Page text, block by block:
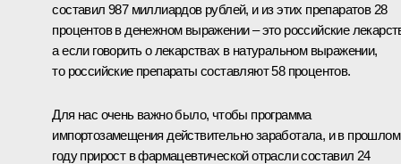
составил 987 миллиардов рублей, и из этих препаратов 28
процентов в денежном выражении – это российские
а если говорить о лекарствах в натуральном выражении,
то российские препараты составляют 58 процентов.
Для нас очень важно было, чтобы программа
импортозамещения действительно заработала, и в прошлом
году прирост в фармацевтической отрасли составил 24